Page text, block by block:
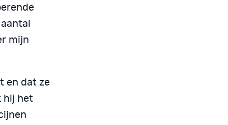
mijn
en dat ze
hij het